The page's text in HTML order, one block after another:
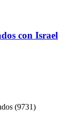
con Israel
(9731)